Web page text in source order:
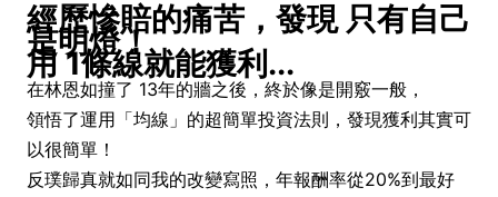
經歷慘賠的痛苦，發現 只有自己
是明燈！
用 1條線就能獲利...
在林恩如撞了 13年的牆之後，終於像是開竅一般，
領悟了運用「均線」的超簡單投資法則，發現獲利其實可
以很簡單！
反璞歸真就如同我的改變寫照，年報酬率從20%到最好